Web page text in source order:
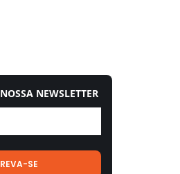
NEWSLETTER